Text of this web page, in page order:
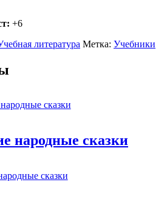
+6
литература Метка: Учебники
народные сказки